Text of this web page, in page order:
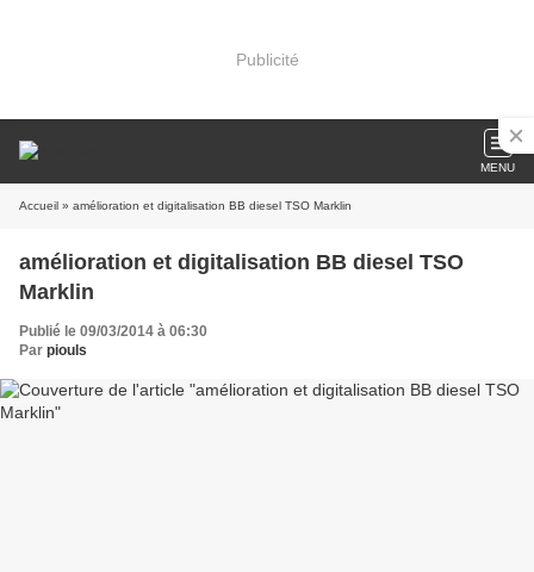
Publicité
MENU
Accueil » amélioration et digitalisation BB diesel TSO Marklin
amélioration et digitalisation BB diesel TSO
Marklin
Publié le 09/03/2014 à 06:30
Par piouls